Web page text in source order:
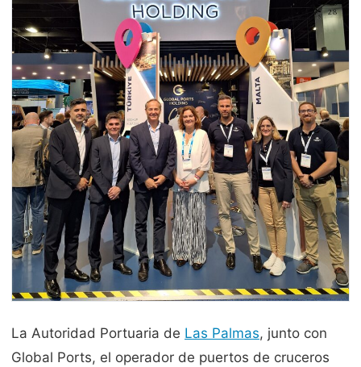
La Autoridad Portuaria de Las Palmas, junto con
Global Ports, el operador de puertos de cruceros